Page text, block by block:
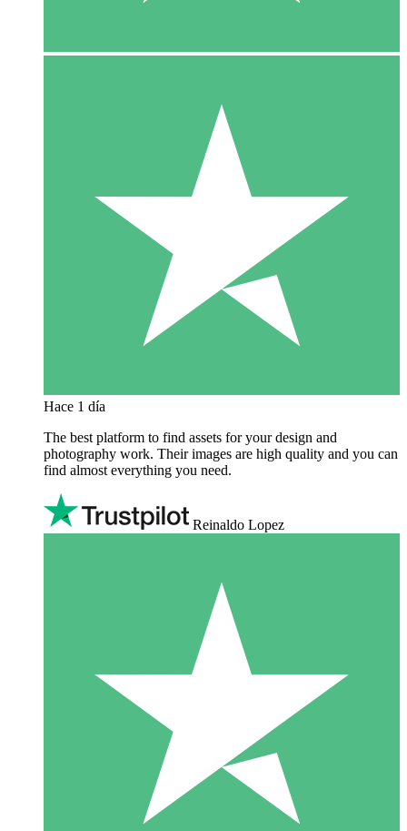
Hace 1 día
The best platform to find assets for your design and
photography work. Their images are high quality and you can
find almost everything you need.
Reinaldo Lopez